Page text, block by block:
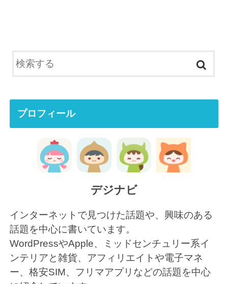
プロフィール
デジナビ
インターネットで見つけた話題や、興味のある
話題を中心に書いています。
WordPressやApple、ミッドセンチュリー系イ
ンテリアと雑貨、アフィリエイトや電子マネ
ー、格安SIM、フリマアプリなどの話題を中心